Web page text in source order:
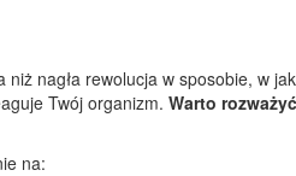
nagła rewolucja w sposobie, w
Twój organizm. Warto
na: